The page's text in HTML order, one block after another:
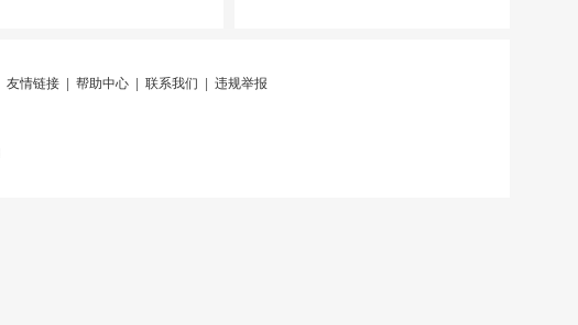
友情链接 帮助中心 联系我们 违规举报